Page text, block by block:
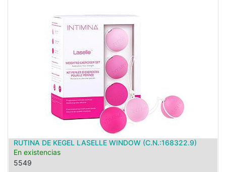
RUTINA DE KEGEL LASELLE WINDOW (C.N.:168322.9)
En existencias
5549